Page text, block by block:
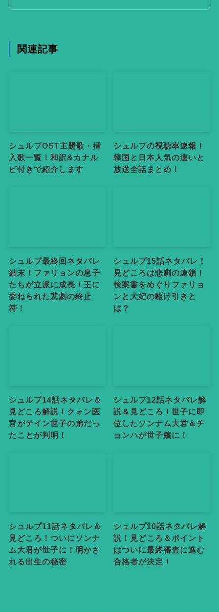
関連記事
シュルプOST主題歌・挿
入歌一覧！和訳&カナル
ビ付きで紹介します
シュルプの視聴率速報！
韓国と日本人気の違いと
放送全話まとめ！
シュルプ最終回ネタバレ
結末！ファリョンの息子
たちが立派に成長！王に
委ねられた悲劇の終止
符！
シュルプ15話ネタバレ！
見どころは悲劇の連鎖！
検案書をめぐりファリョ
ンと大妃の駆け引きと
は？
シュルプ14話ネタバレ＆
見どころ解説！クォン医
官がテイン世子の弟だっ
たことが判明！
シュルプ12話ネタバレ解
説＆見どころ！世子に即
位したソンナム大君＆チ
ョンハが世子嬪に！
シュルプ11話ネタバレ＆
見どころ！ついにソンナ
ム大君が世子に！明かさ
れる出生の秘密
シュルプ10話ネタバレ解
説！見どころ＆ポイント
はついに最終審査に進む
合格者が決定！